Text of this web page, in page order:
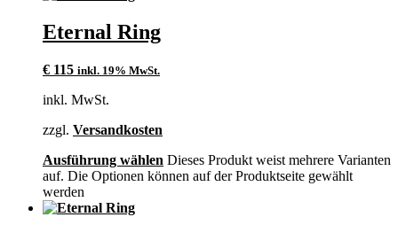
Eternal Ring
€ 115 inkl. 19% MwSt.
inkl. MwSt.
zzgl. Versandkosten
Ausführung wählen Dieses Produkt weist mehrere Varianten
auf. Die Optionen können auf der Produktseite gewählt
werden